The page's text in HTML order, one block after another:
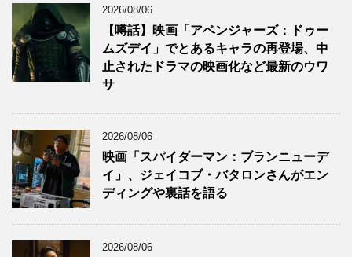
2026/08/06
【噂話】映画「アベンジャーズ：ドゥー
ムズデイ」でとあるキャラの再登場、中
止されたドラマの映画化など最新のウワ
サ
2026/08/06
映画「スパイダーマン：ブランニューデ
イ」、ジェイコブ・バタロンさんがエン
ディングや裏話を語る
2026/08/06